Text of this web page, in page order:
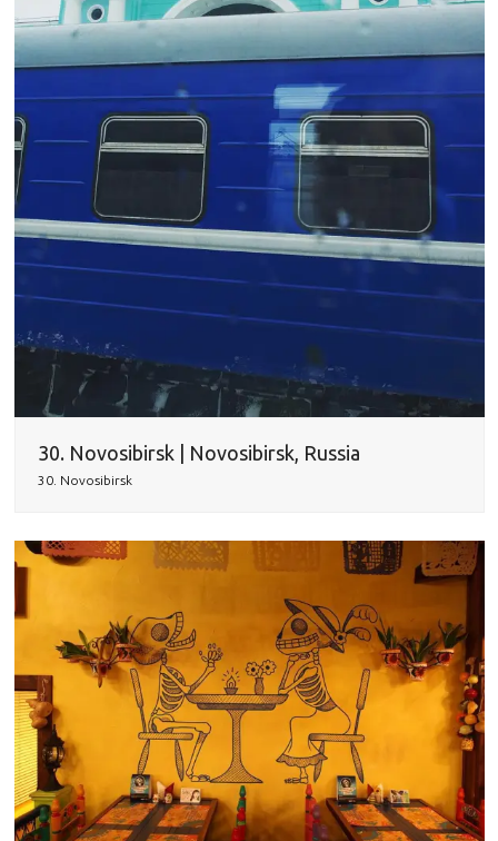
30. Novosibirsk | Novosibirsk, Russia
30. Novosibirsk